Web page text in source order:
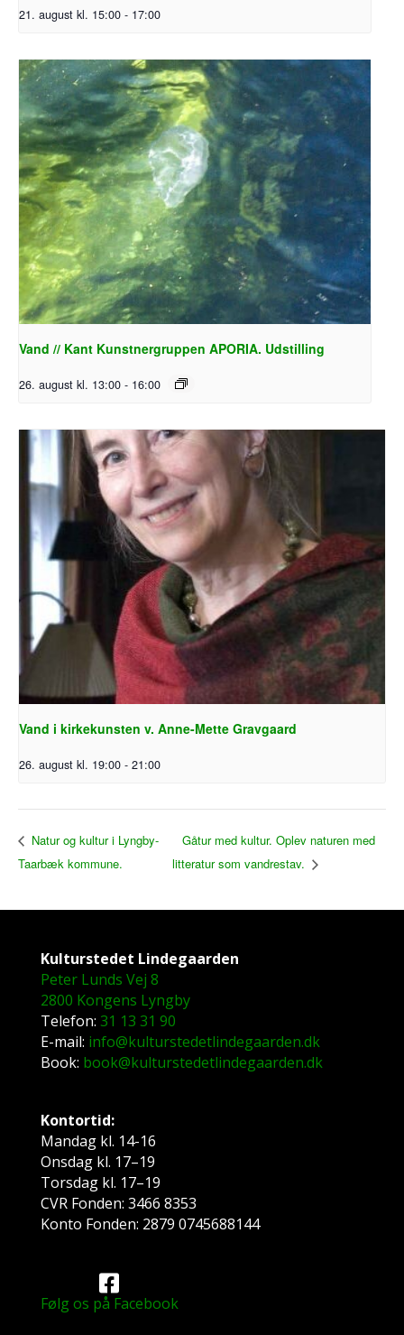
21. august kl. 15:00 - 17:00
Vand // Kant Kunstnergruppen APORIA. Udstilling
26. august kl. 13:00 - 16:00
Vand i kirkekunsten v. Anne-Mette Gravgaard
26. august kl. 19:00 - 21:00
Natur og kultur i Lyngby-
Taarbæk kommune.
Gåtur med kultur. Oplev naturen med
litteratur som vandrestav.
Kulturstedet Lindegaarden
Peter Lunds Vej 8
2800 Kongens Lyngby
Telefon: 31 13 31 90
E-mail: info@kulturstedetlindegaarden.dk
Book: book@kulturstedetlindegaarden.dk
Kontortid:
Mandag kl. 14-16
Onsdag kl. 17–19
Torsdag kl. 17–19
CVR Fonden: 3466 8353
Konto Fonden: 2879 0745688144
Følg os på Facebook